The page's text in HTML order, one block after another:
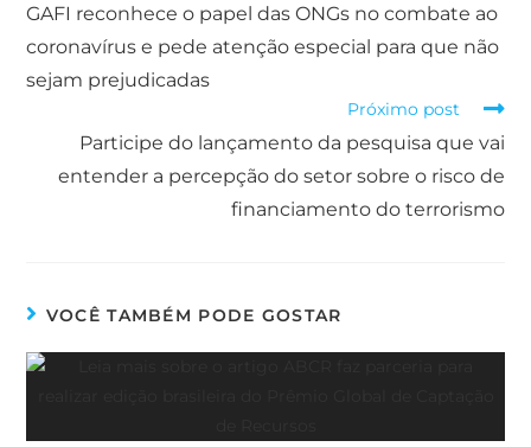
GAFI reconhece o papel das ONGs no combate ao
coronavírus e pede atenção especial para que não
sejam prejudicadas
Próximo post
Participe do lançamento da pesquisa que vai
entender a percepção do setor sobre o risco de
financiamento do terrorismo
VOCÊ TAMBÉM PODE GOSTAR